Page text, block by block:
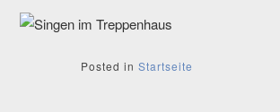
Posted in Startseite